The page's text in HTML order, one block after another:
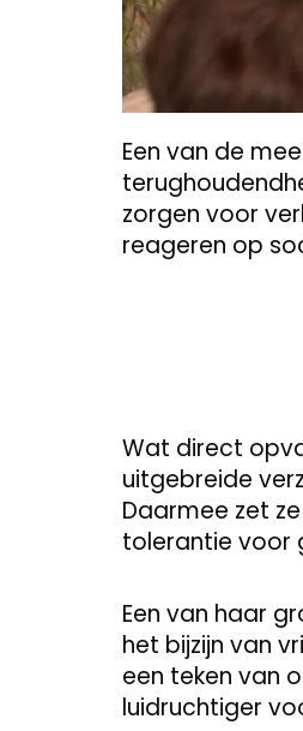
Een van de
zorgen voor
reageren op
Wat direct
uitgebreide
Daarmee zet
tolerantie voor
Een van haar
het bijzijn van
een teken van
luidruchtiger